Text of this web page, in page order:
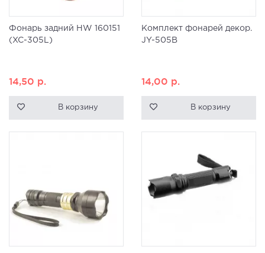
Фонарь задний HW 160151
(XC-305L)
14,50 р.
В корзину
Комплект фонарей декор.
JY-505B
14,00 р.
В корзину